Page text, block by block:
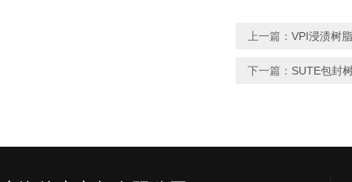
上一篇： VPI浸渍树脂
下一篇： SUTE包封